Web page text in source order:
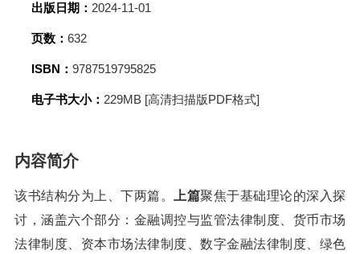
出版日期： 2024-11-01
页数： 632
ISBN： 9787519795825
电子书大小： 229MB [高清扫描版PDF格式]
内容简介
该书结构分为上、下两篇。 上篇聚焦于基础理论的深入探
讨，涵盖六个部分：金融调控与监管法律制度、货币市场
法律制度、资本市场法律制度、数字金融法律制度、绿色